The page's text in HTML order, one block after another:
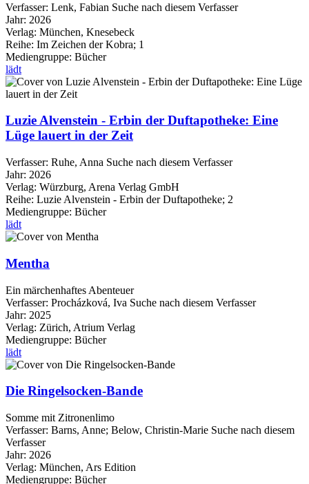
Verfasser: Lenk, Fabian Suche nach diesem Verfasser
Jahr: 2026
Verlag: München, Knesebeck
Reihe: Im Zeichen der Kobra; 1
Mediengruppe: Bücher
lädt
Luzie Alvenstein - Erbin der Duftapotheke: Eine
Lüge lauert in der Zeit
Verfasser: Ruhe, Anna Suche nach diesem Verfasser
Jahr: 2026
Verlag: Würzburg, Arena Verlag GmbH
Reihe: Luzie Alvenstein - Erbin der Duftapotheke; 2
Mediengruppe: Bücher
lädt
Mentha
Ein märchenhaftes Abenteuer
Verfasser: Procházková, Iva Suche nach diesem Verfasser
Jahr: 2025
Verlag: Zürich, Atrium Verlag
Mediengruppe: Bücher
lädt
Die Ringelsocken-Bande
Somme mit Zitronenlimo
Verfasser: Barns, Anne; Below, Christin-Marie Suche nach diesem
Verfasser
Jahr: 2026
Verlag: München, Ars Edition
Mediengruppe: Bücher